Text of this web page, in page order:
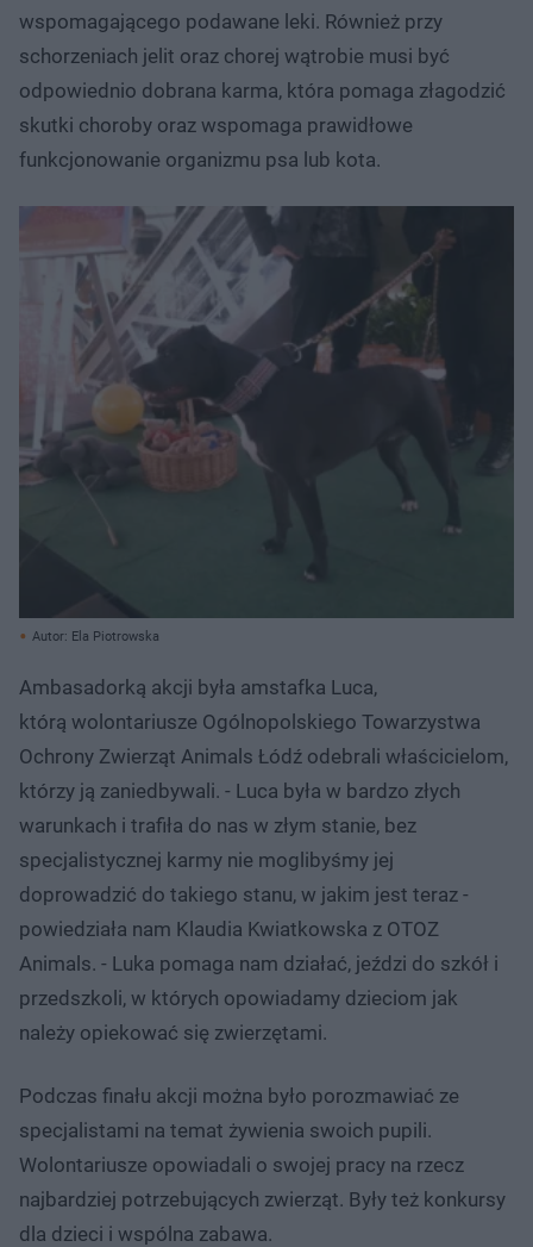
wspomagającego podawane leki. Również przy
schorzeniach jelit oraz chorej wątrobie musi być
odpowiednio dobrana karma, która pomaga złagodzić
skutki choroby oraz wspomaga prawidłowe
funkcjonowanie organizmu psa lub kota.
Autor: Ela Piotrowska
Ambasadorką akcji była amstafka Luca,
którą wolontariusze Ogólnopolskiego Towarzystwa
Ochrony Zwierząt Animals Łódź odebrali właścicielom,
którzy ją zaniedbywali. - Luca była w bardzo złych
warunkach i trafiła do nas w złym stanie, bez
specjalistycznej karmy nie moglibyśmy jej
doprowadzić do takiego stanu, w jakim jest teraz -
powiedziała nam Klaudia Kwiatkowska z OTOZ
Animals. - Luka pomaga nam działać, jeździ do szkół i
przedszkoli, w których opowiadamy dzieciom jak
należy opiekować się zwierzętami.
Podczas finału akcji można było porozmawiać ze
specjalistami na temat żywienia swoich pupili.
Wolontariusze opowiadali o swojej pracy na rzecz
najbardziej potrzebujących zwierząt. Były też konkursy
dla dzieci i wspólna zabawa.